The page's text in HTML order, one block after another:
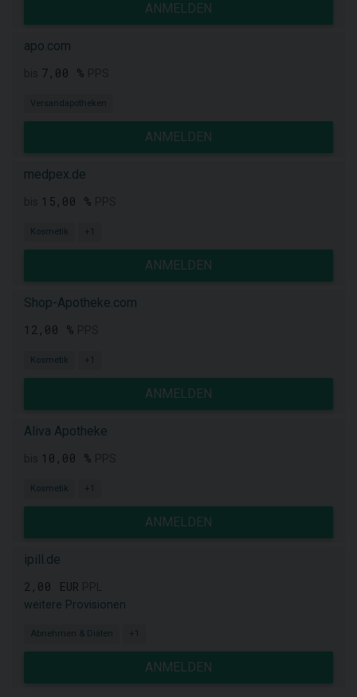
ANMELDEN
apo.com
7,00 %
Versandapotheken
ANMELDEN
medpex.de
15,00 %
Kosmetik +1
ANMELDEN
Shop-Apotheke.com
12,00 %
Kosmetik +1
ANMELDEN
Aliva Apotheke
10,00 %
Kosmetik +1
ANMELDEN
ipill.de
2,00 EUR
weitere Provisionen
Abnehmen & Diäten +1
ANMELDEN